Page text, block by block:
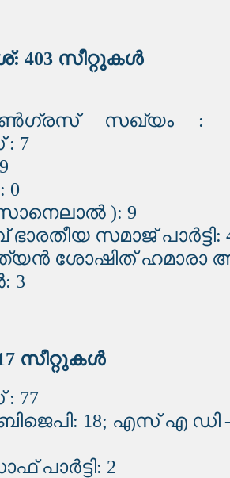
403 സീറ്റുകൾ
സഖ്യം :
7
): 9
സമാജ് പാർട്ടി:
ശോഷിത് ഹമാരാ
3
സീറ്റുകൾ
77
18; എസ് എ ഡി –
പാർട്ടി: 2